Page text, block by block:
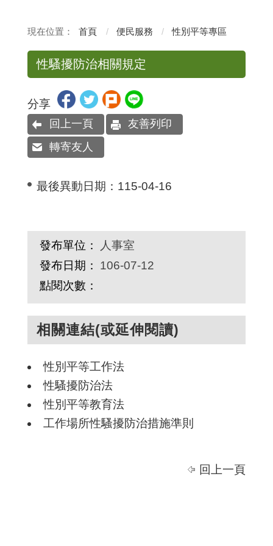
首頁 便民服務 性別平等專區
性騷擾防治相關規定
分享
回上一頁
友善列印
轉寄友人
最後異動日期： 115-04-16
發布單位：
人事室
發布日期：
106-07-12
點閱次數：
相關連結(或延伸閱讀)
性別平等工作法
性騷擾防治法
性別平等教育法
工作場所性騷擾防治措施準則
回上一頁